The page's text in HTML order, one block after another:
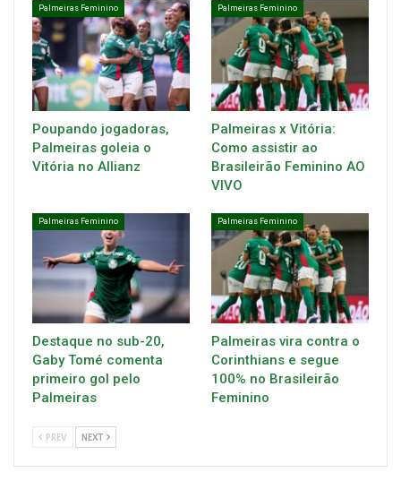
Palmeiras Feminino
Poupando jogadoras,
Palmeiras goleia o
Vitória no Allianz
Palmeiras Feminino
Palmeiras x Vitória:
Como assistir ao
Brasileirão Feminino AO
VIVO
Palmeiras Feminino
Destaque no sub-20,
Gaby Tomé comenta
primeiro gol pelo
Palmeiras
Palmeiras Feminino
Palmeiras vira contra o
Corinthians e segue
100% no Brasileirão
Feminino
PREV NEXT